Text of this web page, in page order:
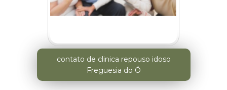
contato de clinica repouso idoso
Freguesia do Ó